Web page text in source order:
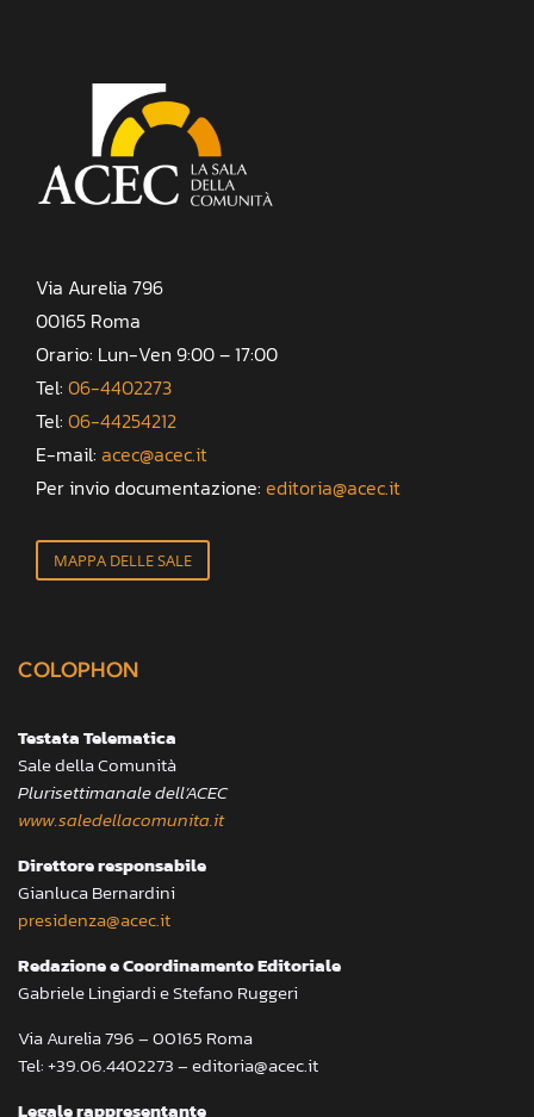
Via Aurelia 796
00165 Roma
Orario: Lun-Ven 9:00 – 17:00
Tel: 06-4402273
Tel: 06-44254212
E-mail: acec@acec.it
Per invio documentazione: editoria@acec.it
MAPPA DELLE SALE
COLOPHON
Testata Telematica
Sale della Comunità
Plurisettimanale dell’ACEC
www.saledellacomunita.it
Direttore responsabile
Gianluca Bernardini
presidenza@acec.it
Redazione e Coordinamento Editoriale
Gabriele Lingiardi e Stefano Ruggeri
Via Aurelia 796 – 00165 Roma
Tel: +39.06.4402273 – editoria@acec.it
Legale rappresentante